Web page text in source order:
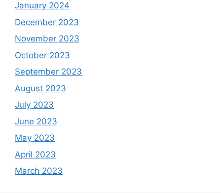
January 2024
December 2023
November 2023
October 2023
September 2023
August 2023
July 2023
June 2023
May 2023
April 2023
March 2023